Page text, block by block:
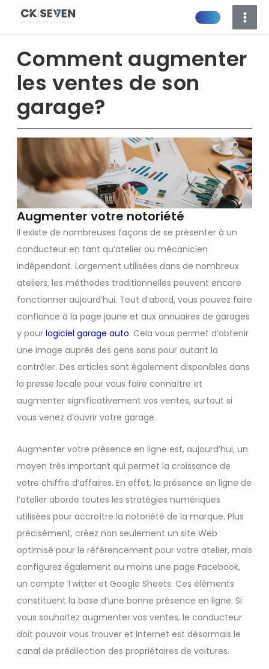
Comment augmenter
les ventes de son
garage?
Augmenter votre notoriété
Il existe de nombreuses façons de se présenter à un
conducteur en tant qu’atelier ou mécanicien
indépendant. Largement utilisées dans de nombreux
ateliers, les méthodes traditionnelles peuvent encore
fonctionner aujourd’hui. Tout d’abord, vous pouvez faire
confiance à la page jaune et aux annuaires de garages
y pour logiciel garage auto. Cela vous permet d’obtenir
une image auprès des gens sans pour autant la
contrôler. Des articles sont également disponibles dans
la presse locale pour vous faire connaître et
augmenter significativement vos ventes, surtout si
vous venez d’ouvrir votre garage.
Augmenter votre présence en ligne est, aujourd’hui, un
moyen très important qui permet la croissance de
votre chiffre d’affaires. En effet, la présence en ligne de
l’atelier aborde toutes les stratégies numériques
utilisées pour accroître la notoriété de la marque. Plus
précisément, créez non seulement un site Web
optimisé pour le référencement pour votre atelier, mais
configurez également au moins une page Facebook,
un compte Twitter et Google Sheets. Ces éléments
constituent la base d’une bonne présence en ligne. Si
vous souhaitez augmenter vos ventes, le conducteur
doit pouvoir vous trouver et Internet est désormais le
canal de prédilection des propriétaires de voitures.